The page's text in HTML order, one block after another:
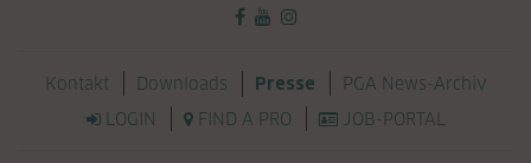
Navigation überspringen
Kontakt Downloads Presse
PGA News-Archiv
LOGIN
FIND A PRO JOB-PORTAL